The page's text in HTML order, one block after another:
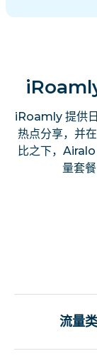
iRoamly 提供
热点分享，并
比之下，
量套
流量